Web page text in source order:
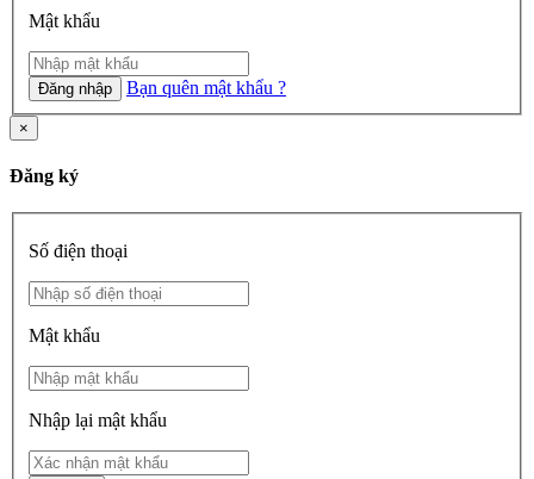
Mật khẩu
Đăng nhập Bạn quên mật khẩu ?
×
Đăng ký
Số điện thoại
Mật khẩu
Nhập lại mật khẩu